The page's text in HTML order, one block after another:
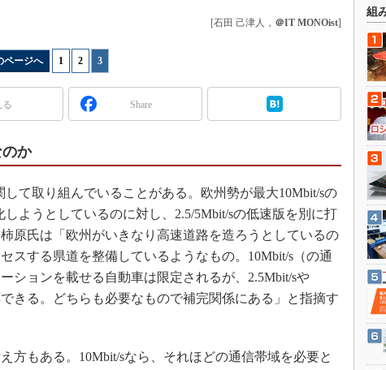
TECHNO-FRONTIER
人テク展
EdgeTech+
産業オープンネット展
Windows Embedded
車載ソフト開発
デジタルツインとCAE
S＆OP
インダストリー4.0
イノベーション
植物工場
[石田 己津人， ＠IT MONOist]
ページへ 1 2 3
る Share
か
して取り組んでいることがある。欧州勢が最大10Mbit/sの
しようとしているのに対し、2.5/5Mbit/sの低速版を別に打
原氏は「欧州がいきなり高速道路を造ろうとしているの
スする県道を整備しているようなもの。10Mbit/s（の通
ションを載せる自動車は限定されるが、2.5Mbit/sや
きる。どちらも必要なもので補完関係にある」と指摘す
方もある。10Mbit/sなら、それほどの通信帯域を必要と
組